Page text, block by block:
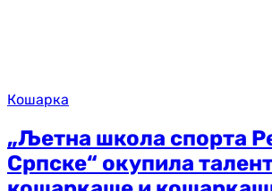
Кошарка
„Љетна школа спорта
Српске“ окупила